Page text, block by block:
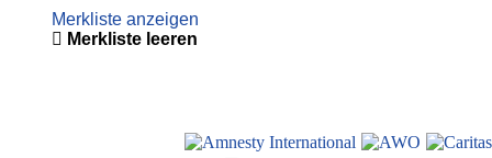
Merkliste anzeigen
Merkliste leeren